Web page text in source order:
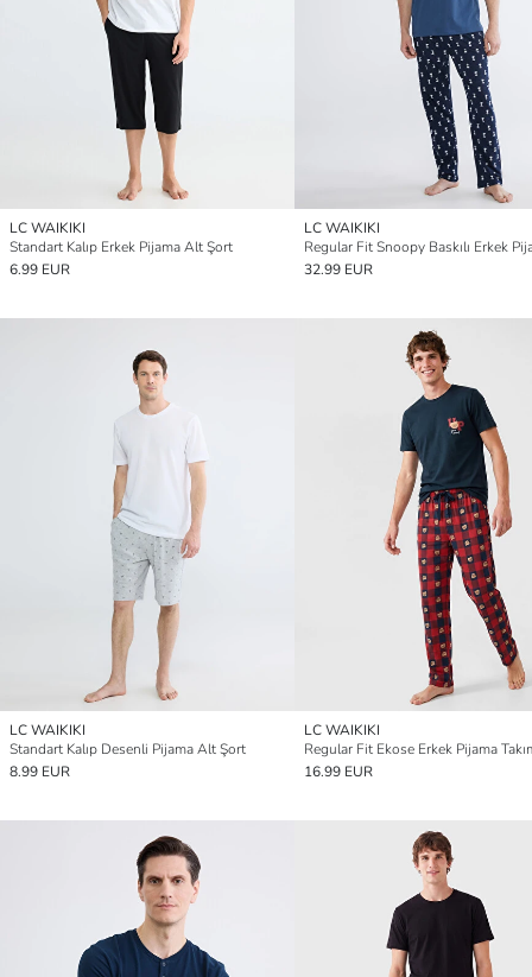
LC WAIKIKI
Standart Kalıp Erkek Pijama Alt Şort
6.99 EUR
LC WAIKIKI
32.99 EUR
LC WAIKIKI
Standart Kalıp Desenli Pijama Alt Şort
8.99 EUR
LC WAIKIKI
Regular Fit Ekose Erkek Pijama
16.99 EUR